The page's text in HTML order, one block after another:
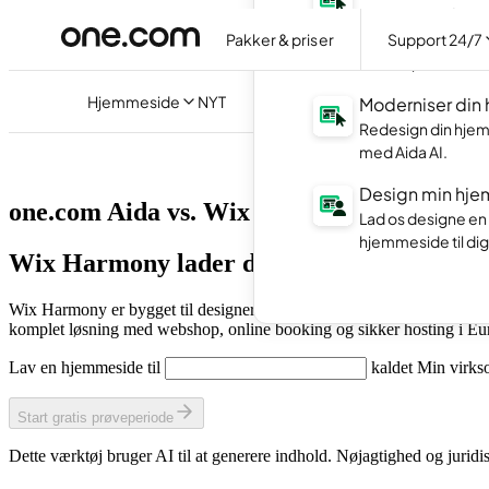
Pakker & priser Support 24/7
Hjemmeside NYT
Lav din egen
Moderniser din
Redesign din
med Aida AI.
Design min
Lad os designe
hjemmeside til
one.com Aida vs. Wix Harmony
Wix Harmony lader dig nørde detaljerne.
Wix Harmony er bygget til designere og teknisk erfarne brugere, der
komplet løsning med webshop, online booking og sikker hosting i
Lav en hjemmeside til kaldet Min
Start gratis prøveperiode
Dette værktøj bruger AI til at generere indhold. Nøjagtighed og